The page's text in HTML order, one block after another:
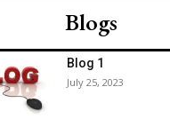
Member full access
Blogs
Blog 1
July 25, 2023